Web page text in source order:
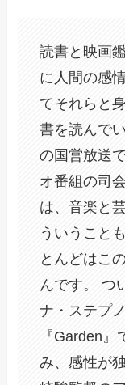
読書と映画
に人間の感
てそれらと
書を読んで
の国営放送
オ番組の司
は、音楽と
ういうこと
とんどはこ
んです。 つ
ナ・ステプ
『Garden
み、感性が